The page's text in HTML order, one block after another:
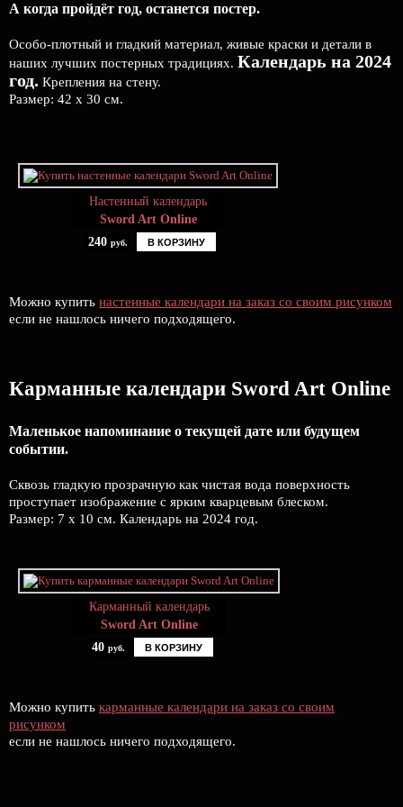
А когда пройдёт год, останется постер.
Особо-плотный и гладкий материал, живые краски и детали в
наших лучших постерных традициях. Календарь на 2024
год. Крепления на стену.
Размер: 42 х 30 см.
Настенный календарь
Sword Art Online
240 руб. В КОРЗИНУ
Можно купить настенные календари на заказ со своим рисунком
если не нашлось ничего подходящего.
Карманные календари Sword Art Online
Маленькое напоминание о текущей дате или будущем
событии.
Сквозь гладкую прозрачную как чистая вода поверхность
проступает изображение с ярким кварцевым блеском.
Размер: 7 х 10 см. Календарь на 2024 год.
Карманный календарь
Sword Art Online
40 руб. В КОРЗИНУ
Можно купить карманные календари на заказ со своим
рисунком
если не нашлось ничего подходящего.